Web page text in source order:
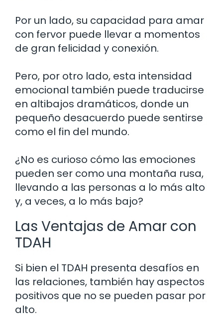
Por un lado, su capacidad para amar
con fervor puede llevar a momentos
de gran felicidad y conexión.
Pero, por otro lado, esta intensidad
emocional también puede traducirse
en altibajos dramáticos, donde un
pequeño desacuerdo puede sentirse
como el fin del mundo.
¿No es curioso cómo las emociones
pueden ser como una montaña rusa,
llevando a las personas a lo más alto
y, a veces, a lo más bajo?
Las Ventajas de Amar con
TDAH
Si bien el TDAH presenta desafíos en
las relaciones, también hay aspectos
positivos que no se pueden pasar por
alto.